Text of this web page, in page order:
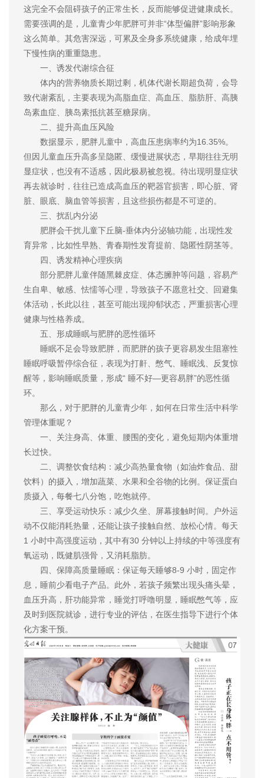
这完全不会阻碍孩子的正常生长，反而能够促进健康成长。
需要强调的是，儿童青少年肥胖可并非“体型偏胖”影响形象
这么简单。其危害深远，可累及全身多系统健康，给成年埋
下慢性病的重重隐患。
一、诱发代谢综合征
体内的营养物质长期过剩，机体代谢长期超负荷，会导
致代谢紊乱，主要表现为高脂血症、高血压、脂肪肝、高胰
岛素血症、胰岛素抵抗甚至糖尿病。
二、提升高血压风险
数据显示，肥胖儿童中，高血压患病率约为16.35%。
但因儿童血压升高多呈隐匿、缓慢进展状态，早期往往无明
显症状，也没有不适感，因此极易被忽视。待出现明显症状
再去就诊时，往往已造成高血压的靶器官损害，即心脏、肾
脏、眼底、脑血管等损害，且这些损伤都是不可逆的。
三、扰乱内分泌
肥胖会干扰儿童下丘脑-垂体内分泌轴功能，出现性发
育异常，比如性早熟、青春期性发育提前、隐匿性阴茎等。
四、诱发精神心理疾病
部分肥胖儿童伴随黑棘皮症、体态臃肿等问题，容易产
生自卑、敏感、怯懦等心理，导致孩子不愿意社交、回避集
体活动，长此以往，甚至可能出现抑郁状态，严重损害心理
健康与性格养成。
五、形成睡眠与肥胖的恶性循环
睡眠不足会导致肥胖，而肥胖的孩子更容易发生阻塞性
睡眠呼吸暂停综合征，表现为打鼾、憋气、睡眠浅、反复惊
醒等，影响睡眠质量，形成“ 睡不好—更容易胖”的恶性循
环。
那么，对于肥胖的儿童青少年，如何在日常生活中科学
管理体重呢？
一、关注身高、体重、腰围的变化，避免短期内体重增
长过快。
二、调整饮食结构：减少高热量食物（如油炸食品、甜
饮料）的摄入，增加蔬菜、水果和全谷物的比例。保证蛋白
质摄入，每餐七八分饱，吃饱就停。
三、享受运动快乐：减少久坐、屏幕接触时间。户外运
动不仅能消耗热量，还能让孩子接触自然、放松心情。每天
1 小时中高强度运动，其中有30 分钟以上持续的中等强度有
氧运动，既健肌强骨，又消耗脂肪。
四、保障高质量睡眠：保证每天睡够8-9 小时，固定作
息，睡前少看电子产品。此外，若孩子频繁出现头痛头晕，
血压升高，肝功能异常，睡觉打呼噜明显，睡眠憋气等，应
及时到医院就诊，进行专业的评估，在医生指导下进行个体
化方案干预。